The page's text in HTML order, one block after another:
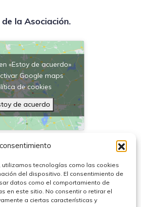
tecnologías como las cookies
del dispositivo. El consentimiento de
datos como el comportamiento de
en este sitio. No consentir o retirar el
a ciertas características y
la Asociación.
«Estoy de acuerdo»
Google maps
de cookies
de acuerdo